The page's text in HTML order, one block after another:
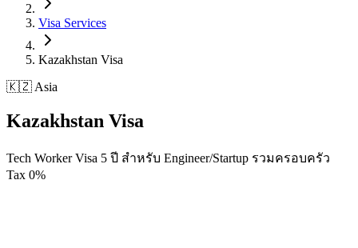
Visa Services
Kazakhstan Visa
🇰🇿 Asia
Kazakhstan Visa
Tech Worker Visa 5 ปี สำหรับ Engineer/Startup รวมครอบครัว
Tax 0%